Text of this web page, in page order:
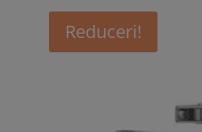
fost:
55,00 €.
49,00 €.
Reduceri!